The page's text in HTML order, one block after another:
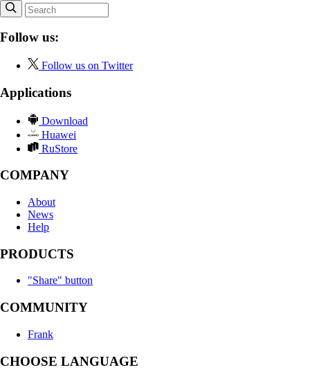
Follow us:
Follow us on Twitter
Applications
Download
Huawei
RuStore
COMPANY
About
News
Help
PRODUCTS
"Share" button
COMMUNITY
Frank
CHOOSE LANGUAGE